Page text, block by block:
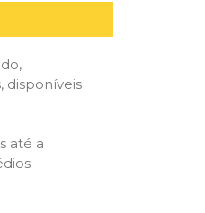
disponíveis
até a